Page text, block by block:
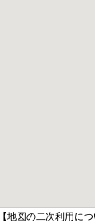
【地図の二次利用に